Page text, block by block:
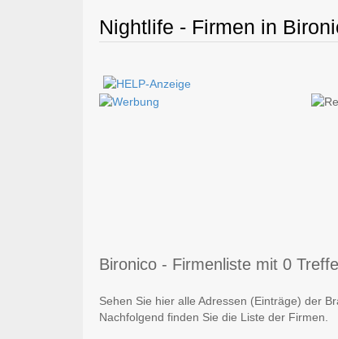
Nightlife - Firmen in
Bironico - Firmenliste mit 0
Sehen Sie hier alle Adressen (Einträge) der
Nachfolgend finden Sie die Liste der Firmen.